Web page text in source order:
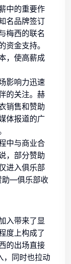
中的重要作
名品牌签订
梅西的联名
资金支持。
，使高薪成
影响力迅速
的关注。赫
销售和赞助
体报道的广
中与商业合
，部分赞助
进入俱乐部
助—俱乐部收
入带来了显
度上构成了
的出场直接
，同时也拉动